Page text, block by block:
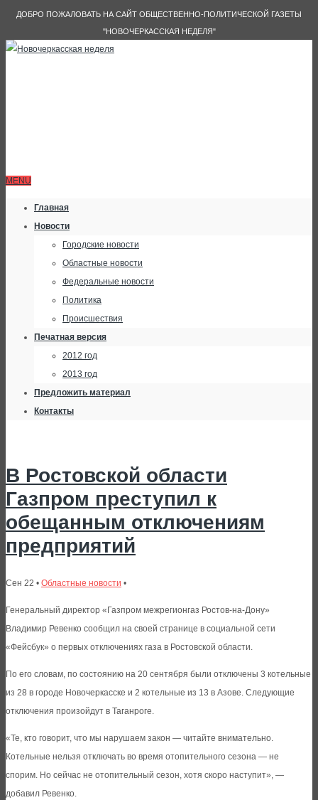
ДОБРО ПОЖАЛОВАТЬ НА САЙТ ОБЩЕСТВЕННО-ПОЛИТИЧЕСКОЙ ГАЗЕТЫ
"НОВОЧЕРКАССКАЯ НЕДЕЛЯ"
MENU
Главная
Новости
Городские новости
Областные новости
Федеральные новости
Политика
Происшествия
Печатная версия
2012 год
2013 год
Предложить материал
Контакты
В Ростовской области
Газпром преступил к
обещанным отключениям
предприятий
Сен 22 • Областные новости •
Генеральный директор «Газпром межрегионгаз Ростов-на-Дону»
Владимир Ревенко сообщил на своей странице в социальной сети
«Фейсбук» о первых отключениях газа в Ростовской области.
По его словам, по состоянию на 20 сентября были отключены 3 котельные
из 28 в городе Новочеркасске и 2 котельные из 13 в Азове. Следующие
отключения произойдут в Таганроге.
«Те, кто говорит, что мы нарушаем закон — читайте внимательно.
Котельные нельзя отключать во время отопительного сезона — не
спорим. Но сейчас не отопительный сезон, хотя скоро наступит», —
добавил Ревенко.